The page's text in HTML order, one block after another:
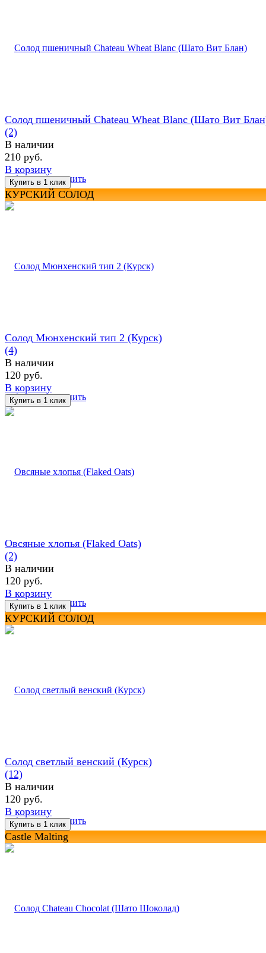
избранное сравнить
Солод пшеничный Chateau Wheat Blanc (Шато Вит
(2)
В наличии
210 руб.
В корзину
КУРСКИЙ СОЛОД
избранное сравнить
Солод Мюнхенский тип 2 (Курск)
(4)
В наличии
120 руб.
В корзину
избранное сравнить
Овсяные хлопья (Flaked Oats)
(2)
В наличии
120 руб.
В корзину
КУРСКИЙ СОЛОД
избранное сравнить
Солод светлый венский (Курск)
(12)
В наличии
120 руб.
В корзину
Castle Malting